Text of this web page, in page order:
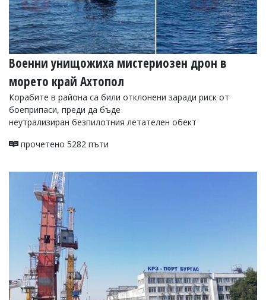
Военни унищожиха мистериозен дрон в
морето край Ахтопол
Корабите в района са били отклонени заради риск от
боеприпаси, преди да бъде
неутрализиран безпилотния летателен обект
прочетено 5282 пъти